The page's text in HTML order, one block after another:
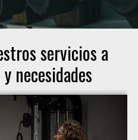
servicios a
necesidades